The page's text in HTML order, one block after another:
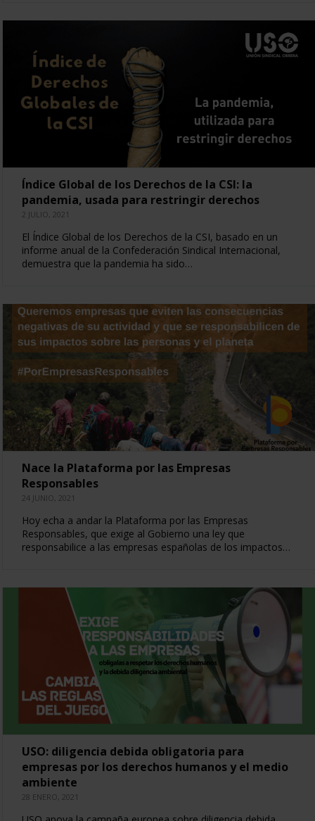
Índice Global de los Derechos de la CSI: la
pandemia, usada para restringir derechos
2 JULIO, 2021
El Índice Global de los Derechos de la CSI, basado en un
informe anual de la Confederación Sindical Internacional,
demuestra que la pandemia ha sido…
Nace la Plataforma por las Empresas
Responsables
24 JUNIO, 2021
Hoy echa a andar la Plataforma por las Empresas
Responsables, que exige al Gobierno una ley que
responsabilice a las empresas españolas de los impactos…
USO: diligencia debida obligatoria para
empresas por los derechos humanos y el medio
ambiente
28 ENERO, 2021